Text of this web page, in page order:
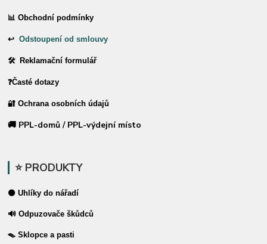
📊 Obchodní podmínky
↩Odstoupení od smlouvy
🛠 Reklamační formulář
❓Časté dotazy
🔐 Ochrana osobních údajů
🚚 PPL-domů / PPL-výdejní místo
⭐ PRODUKTY
⚫ Uhlíky do nářadí
🔊 Odpuzovače škůdců
🪤 Sklopce a pasti